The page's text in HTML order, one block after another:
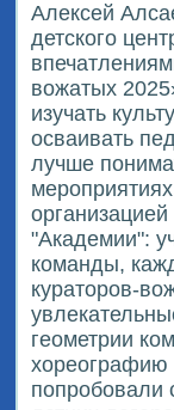
Алексей
детского
вожатых
изучать
осваивать
лучше
"Академии":
команды,
кураторов-
геометрии
хореографию
попробовали